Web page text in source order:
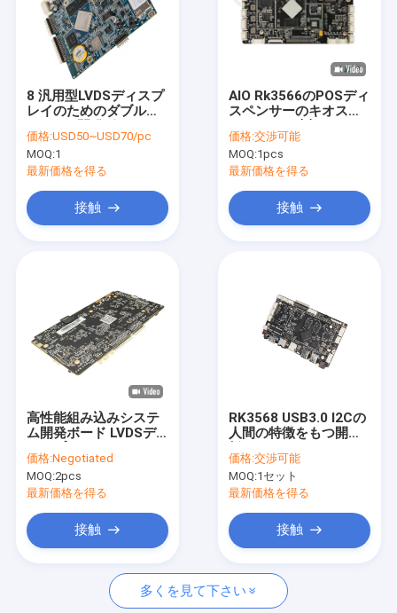
プロダクト
私達について
工場旅行
私達に連絡しなさい
ニュース
場合
8 汎用型LVDSディスプ
レイのためのダブル
ンチから84インチ
価格:USD50~USD70/pc
MOQ:1
最新価格を得る
接触
AIO Rk3566のPOSディ
スペンサーのキオスク
の人間の特徴をもつ開
発板USB3.0 RS232
価格:交渉可能
MOQ:1pcs
最新価格を得る
接触
高性能組み込みシステ
ム開発ボード LVDSデ
ェースとDC12V電源
価格:Negotiated
MOQ:2pcs
最新価格を得る
接触
RK3568 USB3.0 I2Cの
人間の特徴をもつ開発
ディア プレイヤーのマ
ザーボード
価格:交渉可能
MOQ:1セット
最新価格を得る
接触
多くを見て下さい